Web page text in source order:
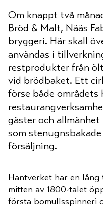
Om knappt två
Bröd & Malt, Nääs
bryggeri. Här skall
användas i
restprodukter från
vid brödbaket. Ett
förse både områdets
gäster och
som
försäljning.
Hantverket har en lång
mitten av 1800-talet
första bomullsspinneri